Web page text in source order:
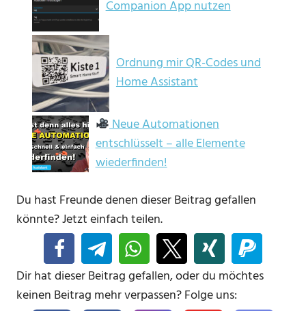
Companion App nutzen
Ordnung mir QR-Codes und
Home Assistant
Neue Automationen
entschlüsselt – alle Elemente
wiederfinden!
Du hast Freunde denen dieser Beitrag gefallen
könnte? Jetzt einfach teilen.
Dir hat dieser Beitrag gefallen, oder du möchtes
keinen Beitrag mehr verpassen? Folge uns: